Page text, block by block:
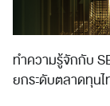
ทำความรู้จักกับ
ยกระดับตลาดทุนไ